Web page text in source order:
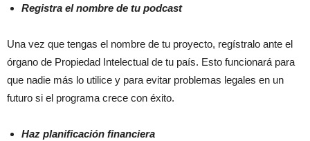
Registra el nombre de tu podcast
Una vez que tengas el nombre de tu proyecto, regístralo ante el
órgano de Propiedad Intelectual de tu país. Esto funcionará para
que nadie más lo utilice y para evitar problemas legales en un
futuro si el programa crece con éxito.
Haz planificación financiera